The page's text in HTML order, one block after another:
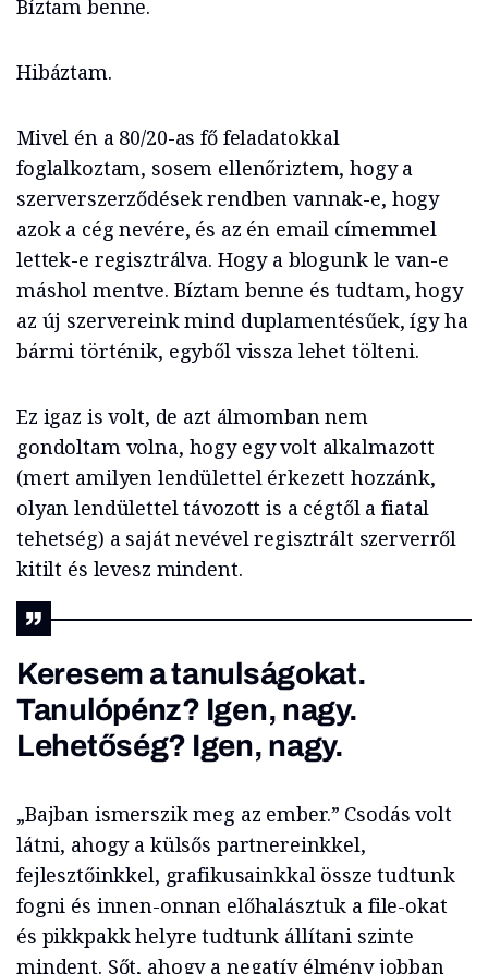
Bíztam benne.
Hibáztam.
Mivel én a 80/20-as fő feladatokkal
foglalkoztam, sosem ellenőriztem, hogy a
szerverszerződések rendben vannak-e, hogy
azok a cég nevére, és az én email címemmel
lettek-e regisztrálva. Hogy a blogunk le van-e
máshol mentve. Bíztam benne és tudtam, hogy
az új szervereink mind duplamentésűek, így ha
bármi történik, egyből vissza lehet tölteni.
Ez igaz is volt, de azt álmomban nem
gondoltam volna, hogy egy volt alkalmazott
(mert amilyen lendülettel érkezett hozzánk,
olyan lendülettel távozott is a cégtől a fiatal
tehetség) a saját nevével regisztrált szerverről
kitilt és levesz mindent.
Keresem a tanulságokat.
Tanulópénz? Igen, nagy.
Lehetőség? Igen, nagy.
„Bajban ismerszik meg az ember.” Csodás volt
látni, ahogy a külsős partnereinkkel,
fejlesztőinkkel, grafikusainkkal össze tudtunk
fogni és innen-onnan előhalásztuk a file-okat
és pikkpakk helyre tudtunk állítani szinte
mindent. Sőt, ahogy a negatív élmény jobban